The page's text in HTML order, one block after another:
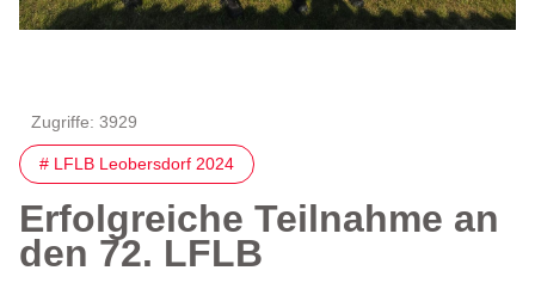
Zugriffe: 3929
# LFLB Leobersdorf 2024
Erfolgreiche Teilnahme an
den 72. LFLB